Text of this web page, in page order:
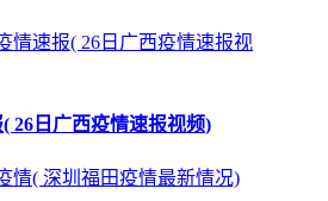
26日广西疫情速报视频)